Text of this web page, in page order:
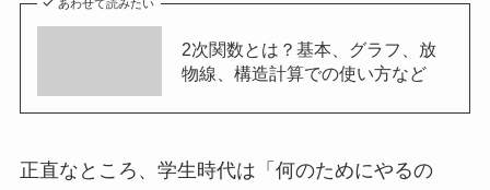
あわせて読みたい
2次関数とは？基本、グラフ、放
物線、構造計算での使い方など
正直なところ、学生時代は「何のためにやるの